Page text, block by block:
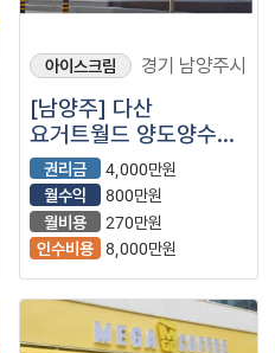
아이스크림 경기 남양주시
[남양주] 다산
요거트월드 양도양수
창업 매물 (프랜차이즈/
아이스크림/요월드)
권리금
4,000만원
월수익
800만원
월비용
270만원
인수비용 8,000만원